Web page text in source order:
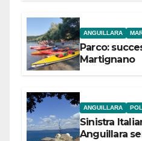
ANGUILLARA
Parco:
Martignano
ANGUILLARA
Sinistra
Anguillara